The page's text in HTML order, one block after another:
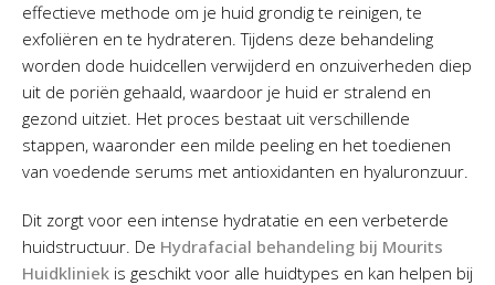
effectieve methode om je huid grondig te reinigen, te
exfoliëren en te hydrateren. Tijdens deze behandeling
worden dode huidcellen verwijderd en onzuiverheden diep
uit de poriën gehaald, waardoor je huid er stralend en
gezond uitziet. Het proces bestaat uit verschillende
stappen, waaronder een milde peeling en het toedienen
van voedende serums met antioxidanten en hyaluronzuur.
Dit zorgt voor een intense hydratatie en een verbeterde
huidstructuur. De Hydrafacial behandeling bij Mourits
Huidkliniek is geschikt voor alle huidtypes en kan helpen bij